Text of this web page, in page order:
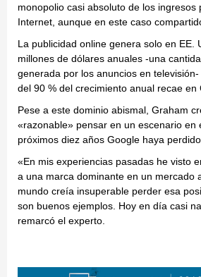
monopolio casi absoluto de los ingresos
Internet, aunque en este caso
La publicidad online genera solo en EE.
millones de dólares anuales -una
generada por los anuncios en
del 90 % del crecimiento anual recae en
Pese a este dominio abismal, Graham
«razonable» pensar en un escenario en
próximos diez años Google haya
«En mis experiencias pasadas he visto
a una marca dominante en un mercado
mundo creía insuperable perder esa
son buenos ejemplos. Hoy en día casi
remarcó el experto.